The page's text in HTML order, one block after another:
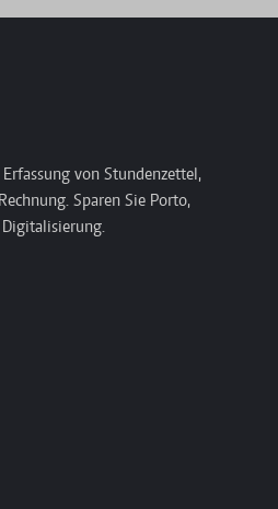
von Stundenzettel,
Sparen Sie Porto,